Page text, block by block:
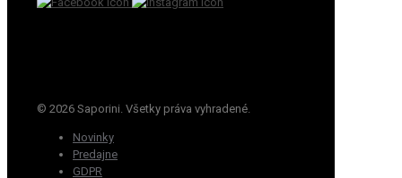
© 2026 Saporini. Všetky práva vyhradené.
Novinky
Predajne
GDPR